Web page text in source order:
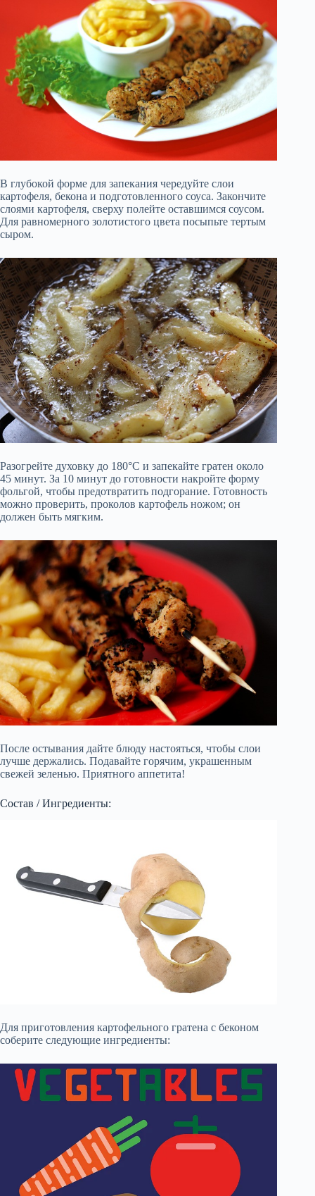
В глубокой форме для запекания чередуйте слои
картофеля, бекона и подготовленного соуса. Закончите
слоями картофеля, сверху полейте оставшимся соусом.
Для равномерного золотистого цвета посыпьте тертым
сыром.
Разогрейте духовку до 180°C и запекайте гратен около
45 минут. За 10 минут до готовности накройте форму
фольгой, чтобы предотвратить подгорание. Готовность
можно проверить, проколов картофель ножом; он
должен быть мягким.
После остывания дайте блюду настояться, чтобы слои
лучше держались. Подавайте горячим, украшенным
свежей зеленью. Приятного аппетита!
Состав / Ингредиенты:
Для приготовления картофельного гратена с беконом
соберите следующие ингредиенты: